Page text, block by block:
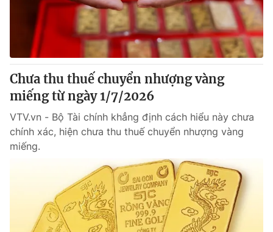
Tin tức
Thế giới đó đây
Câu chuyện quốc tế
Kinh tế
Tài chính
Thị trường
Góc doanh nghiệp
Dữ liệu và đời sống
Truyền hình
Phim VTV
Hậu trường
Giải sao mai
Giải trí
Làm đẹp
Giáo dục
Tuyển sinh
Chưa thu thuế chuyển nhượng vàng
miếng từ ngày 1/7/2026
VTV.vn - Bộ Tài chính khẳng định cách hiểu này chưa
chính xác, hiện chưa thu thuế chuyển nhượng vàng
miếng.